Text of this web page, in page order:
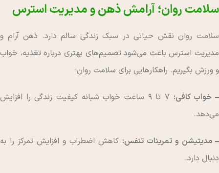
سلامت روان؛ آرامش ذهن و مدیریت استرس
سلامت روان نقش حیاتی در سبک زندگی سالم دارد. ذهن آرام و
مدیریت استرس باعث می‌شود تصمیم‌های بهتری درباره تغذیه، خواب
و ورزش بگیریم. راهکارهایی برای سلامت روان:
– خواب کافی:
۷ تا ۹ ساعت خواب شبانه کیفیت زندگی را افزایش
می‌دهد.
– مدیتیشن و تمرینات تنفس: کاهش اضطراب و افزایش تمرکز را به
دنبال دارد.